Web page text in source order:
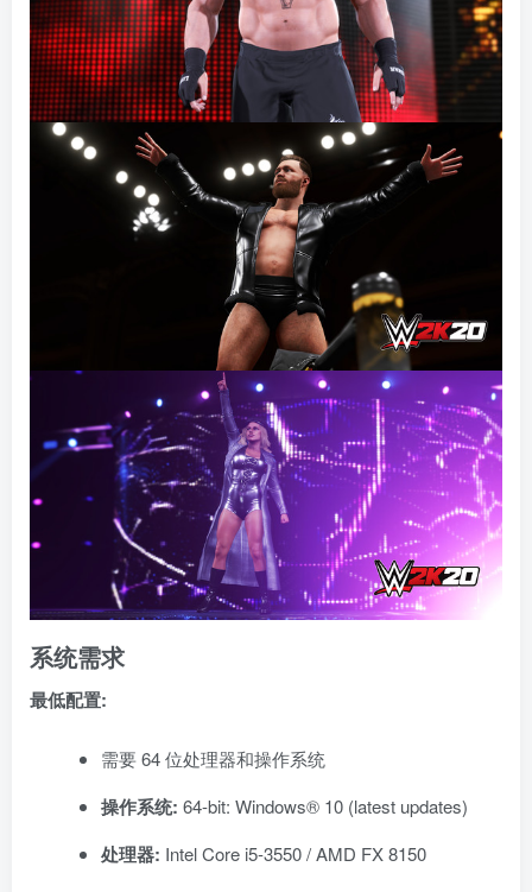
系统需求
最低配置:
需要 64 位处理器和操作系统
操作系统: 64-bit: Windows® 10 (latest updates)
处理器: Intel Core i5-3550 / AMD FX 8150